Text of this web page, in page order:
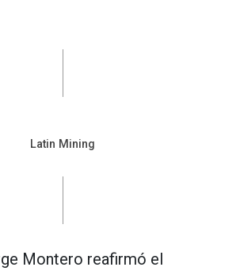
Latin Mining
Montero reafirmó el